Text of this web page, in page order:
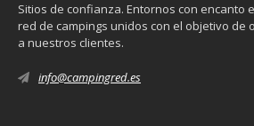
Sitios de confianza. Entornos con encanto
red de campings unidos con el objetivo de
a nuestros clientes.
info@campingred.es